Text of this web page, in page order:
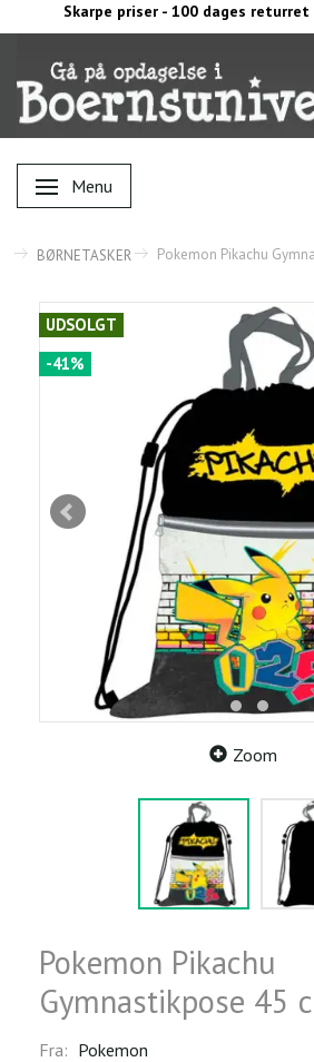
Skarpe priser - 100 dages returret
Skifte navigation
Menu
BØRNETASKER Pokemon Pikachu
UDSOLGT
-41%
Zoom
Pokemon Pikachu
Gymnastikpose 45
Fra: Pokemon